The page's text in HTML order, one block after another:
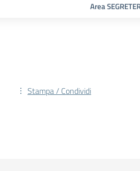
Area
Stampa / Condividi